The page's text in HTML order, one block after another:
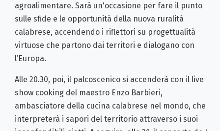
agroalimentare. Sarà un'occasione per fare il punto
sulle sfide e le opportunità della nuova ruralità
calabrese, accendendo i riflettori su progettualità
virtuose che partono dai territori e dialogano con
l’Europa.
Alle 20.30, poi, il palcoscenico si accenderà con il live
show cooking del maestro Enzo Barbieri,
ambasciatore della cucina calabrese nel mondo, che
interpreterà i sapori del territorio attraverso i suoi